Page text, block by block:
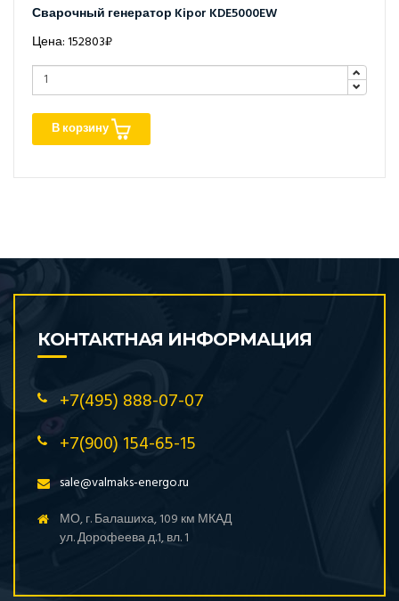
Сварочный генератор Kipor KDE5000EW
Цена: 152803₽
В корзину
КОНТАКТНАЯ ИНФОРМАЦИЯ
+7(495) 888-07-07
+7(900) 154-65-15
sale@valmaks-energo.ru
МО, г. Балашиха, 109 км МКАД
ул. Дорофеева д.1, вл. 1